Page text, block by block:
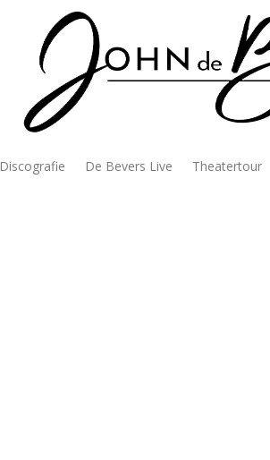
Discografie De Bevers Live Theatertour